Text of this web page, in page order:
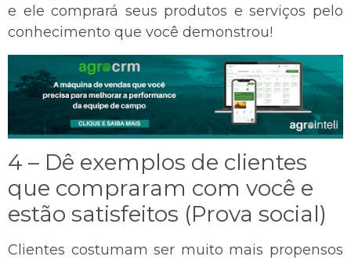
e ele comprará seus produtos e serviços pelo
conhecimento que você demonstrou!
4 – Dê exemplos de clientes
que compraram com você e
estão satisfeitos (Prova social)
Clientes costumam ser muito mais propensos